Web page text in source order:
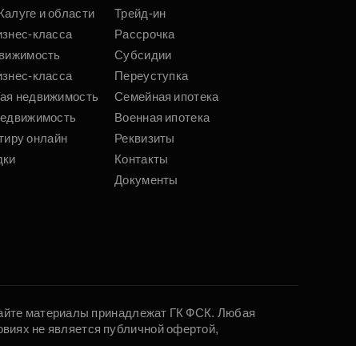
и области
класса
класса
недвижимость
онлайн
Трейд-ин
Рассрочка
Субсидии
Переуступка
Семейная ипотека
Военная ипотека
Реквизиты
Контакты
Документы
материалы принадлежат ГК ФСК. Любая
не является публичной офертой,